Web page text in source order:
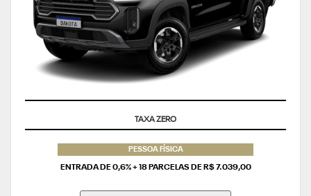
SUPERVALORIZAÇÃO DO SEU SEMINOVO
PESSOA FÍSICA
ENTRADA DE 0,6% + 18 PARCELAS DE R$ 7.039,00